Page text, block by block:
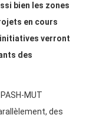
bien les zones
en cours
verront
des
MUT
des